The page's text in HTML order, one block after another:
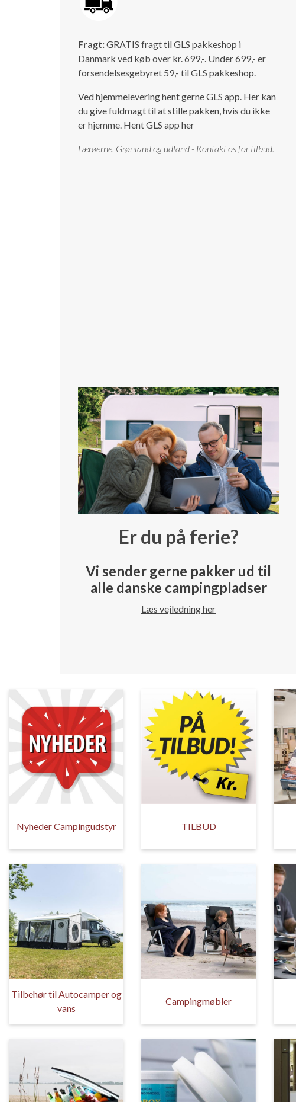
Fragt:GRATIS fragt til GLS pakkeshop i
Danmark ved køb over kr. 699,-. Under 699,- er
forsendelsesgebyret 59,- til GLS pakkeshop.
Ved hjemmelevering hent gerne GLS app. Her kan
du give fuldmagt til at stille pakken, hvis du ikke
er hjemme. Hent GLS app her
Færøerne, Grønland og udland - Kontakt os for tilbud.
Er du på ferie?
Vi sender gerne pakker ud til
alle danske campingpladser
Læs vejledning her
Nyheder Campingudstyr TILBUD
Tilbehør til Autocamper og
vans
Campingmøbler